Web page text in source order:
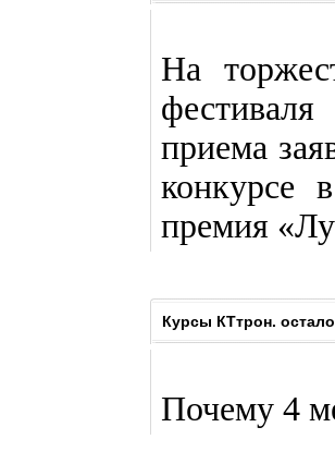
На
приема
конкурсе
премия
Курсы КТтрон.
Почему 4